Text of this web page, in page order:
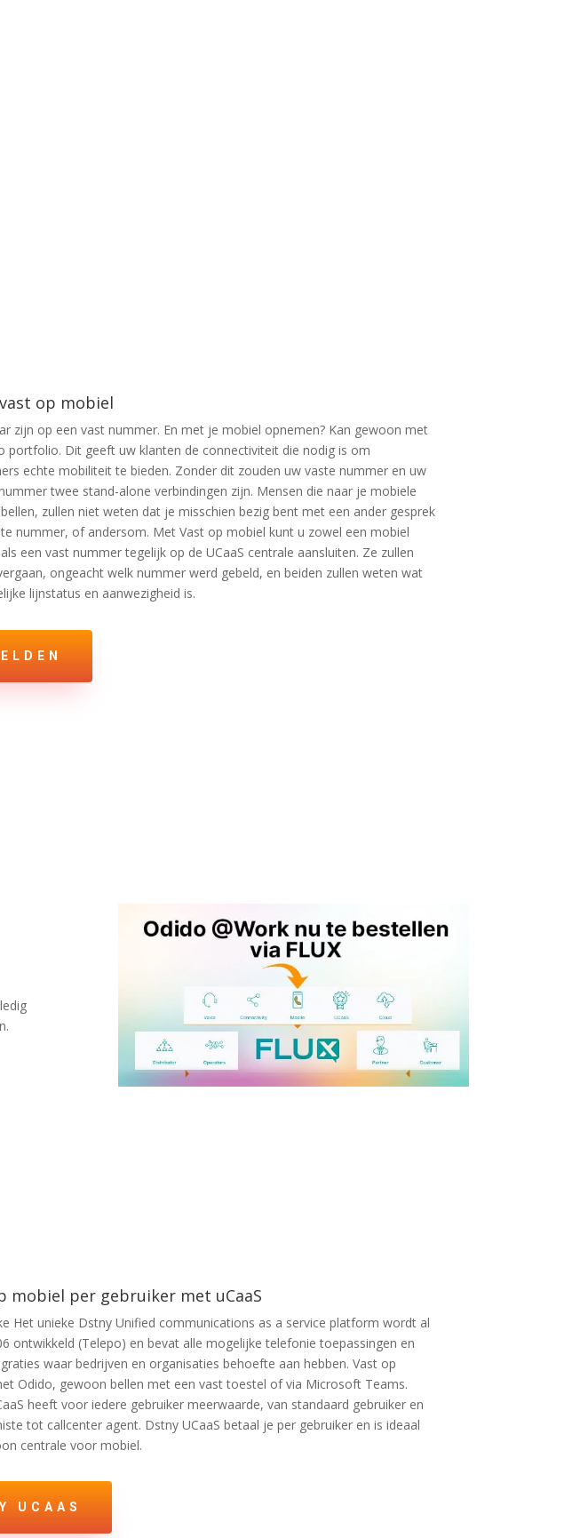
op mobiel
zijn op een vast nummer. En met je mobiel opnemen? Kan gewoon met
portfolio. Dit geeft uw klanten de connectiviteit die nodig is om
echte mobiliteit te bieden. Zonder dit zouden uw vaste nummer en uw
twee stand-alone verbindingen zijn. Mensen die naar je mobiele
zullen niet weten dat je misschien bezig bent met een ander gesprek
nummer, of andersom. Met Vast op mobiel kunt u zowel een mobiel
een vast nummer tegelijk op de UCaaS centrale aansluiten. Ze zullen
ongeacht welk nummer werd gebeld, en beiden zullen weten wat
lijnstatus en aanwezigheid is.
mobiel per gebruiker met uCaaS
Het unieke Dstny Unified communications as a service platform wordt al
ontwikkeld (Telepo) en bevat alle mogelijke telefonie toepassingen en
waar bedrijven en organisaties behoefte aan hebben. Vast op
Odido, gewoon bellen met een vast toestel of via Microsoft Teams.
heeft voor iedere gebruiker meerwaarde, van standaard gebruiker en
tot callcenter agent. Dstny UCaaS betaal je per gebruiker en is ideaal
centrale voor mobiel.
UCAAS